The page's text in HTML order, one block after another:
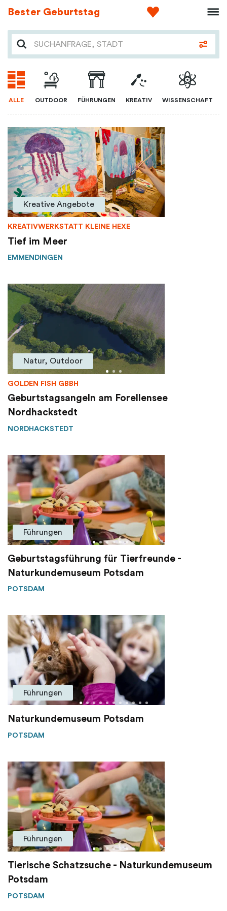
Bester Geburtstag
ALLE OUTDOOR FÜHRUNGEN KREATIV WISSENSCHAFT
Kreative Angebote
KREATIVWERKSTATT KLEINE HEXE
Tief im Meer
EMMENDINGEN
Natur, Outdoor
GOLDEN FISH GBBH
Geburtstagsangeln am Forellensee
Nordhackstedt
NORDHACKSTEDT
Führungen
Geburtstagsführung für Tierfreunde -
Naturkundemuseum Potsdam
POTSDAM
Führungen
Naturkundemuseum Potsdam
POTSDAM
Führungen
Tierische Schatzsuche - Naturkundemuseum
Potsdam
POTSDAM